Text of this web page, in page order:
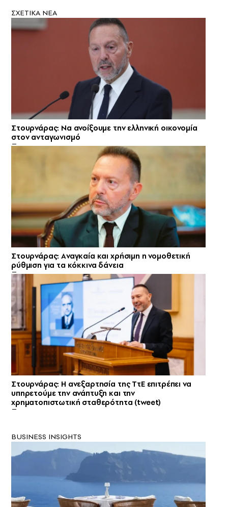
ΣXETIKA NEA
Στουρνάρας: Να ανοίξουμε την ελληνική οικονομία
στον ανταγωνισμό
Στουρνάρας: Aναγκαία και χρήσιμη η νομοθετική
ρύθμιση για τα κόκκινα δάνεια
Στουρνάρας: Η ανεξαρτησία της ΤτΕ επιτρέπει να
υπηρετούμε την ανάπτυξη και την
χρηματοπιστωτική σταθερότητα (tweet)
BUSINESS INSIGHTS